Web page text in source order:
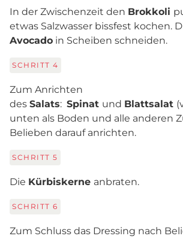
In der Zwischenzeit den Brokkoli
etwas Salzwasser bissfest kochen.
Avocado in Scheiben schneiden.
SCHRITT 4
Zum Anrichten
des Salats: Spinat und Blattsalat
unten als Boden und alle anderen
Belieben darauf anrichten.
SCHRITT 5
Die Kürbiskerne anbraten.
SCHRITT 6
Zum Schluss das Dressing nach